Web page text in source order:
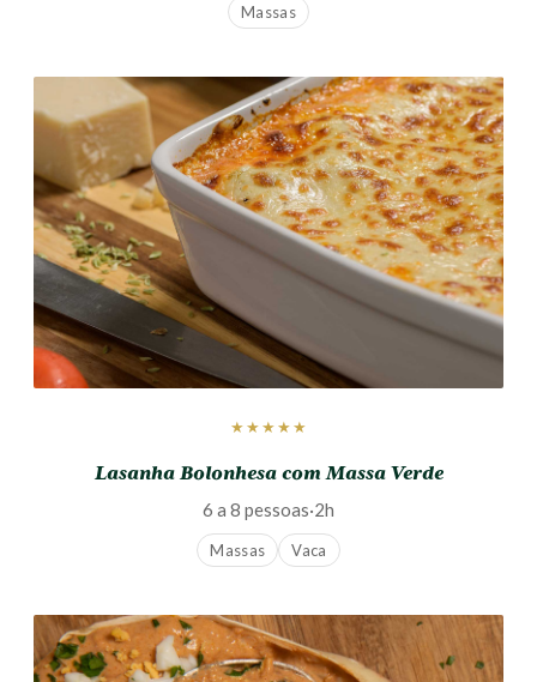
Massas
★★★★★
Lasanha Bolonhesa com Massa Verde
6 a 8 pessoas·2h
Massas Vaca